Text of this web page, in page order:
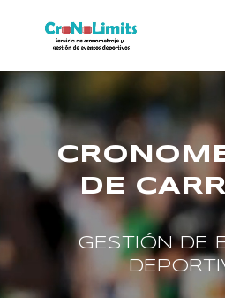
Reproductor
de
vídeo
DE
GESTIÓN DE